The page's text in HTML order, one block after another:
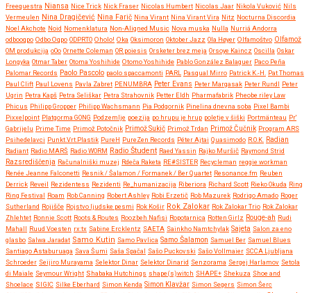
Freequestra Niansa Nice Trick Nick Fraser Nicolas Humbert Nicolas Jaar Nikola Vuković Nils
Vermeulen Nina Dragičević Nina Farič Nina Virant Nina Virant Vira Nitz Nocturna Discordia
Noel Akchote Noid Nomenklatura Non-Aligned Music Nova muska Nulla Nurriá Andorra
odbooqpo Odbo Oqpo ODPRTO Oholo! Oka Oksimoron Oktober Jazz Ola Høyer Olfamoštvo Olfamož
OM produkcija oOo Ornette Coleman OR poiesis Orsketer brez meja Orsoye Kaincz Oscilla Oskar
Longyka Otmar Taber Otoma Yoshihide Otomo Yoshihide Pablo González Balaguer Paco Peña
Palomar Records Paolo Pascolo paolo spaccamonti PARL Pasqual Mirro Patrick K.-H.
Pat Thomas
Paul Clift Paul Lovens Pavla Zabret PENUMBRA Peter Evans Peter Margasak Peter Rundl Peter
Ugrin Petra Kapš Petra Seliškar Petra Strahovnik Petter Eldh Pharmafabrik Pheobe riley Law
Phicus Philipp Gropper Philipp Wachsmann Pia Podgornik Pinelina dnevna soba Pixel Bambi
Pixxelpoint Platgorma GONG Podzemlje poezija po hrupu je hrup poletje v šiški Portmänteau Pr'
Gabrijelu Prime Time Primož Potočnik Primož Sukič Primož Trdan Primož Čučnik Program ARS
Psihedelavci Punkt.Vrt.Plastik PureH PureZen Records Péter Ajtai Quasimodo R.O.K.
Radian
Radiant Radio MARŠ Radio WORM Radio Študent Raed Yassin Rajko Muršič Raymond Strid
Razsrediščenja Računalniški muzej Rdeča Raketa RE#SISTER Recycleman reggie workman
Renée Jeanne Falconetti Resnik / Šalamon / Formanek / Ber Quartet Resonance.fm Reuben
Derrick Reveil Rezidentess Rezidenti Re_humanizacija Riberiora Richard Scott Rieko Okuda Ring
Ring Festival Roam Rob Canning Robert Ashley Robi Erzetič Rob Mazurek Rodrigo Amado Roger
Sutherland Rojišče Rojstvo ljudske pesmi Rok Košir Rok Zalokar Rok Zalokar Trio Rok Zalokar
Zhlehtet Ronnie Scott Roots & Routes Roozbeh Nafisi Ropotarnica Rotten Girlz Rouge-ah Rudi
Mahall Ruud Voesten rx:tx Sabine Ercklentz SAETA Sainkho Namtchylak Sajeta Salon za eno
glasbo Salwa Jaradat Samo Kutin Samo Pavlica Samo Šalamon Samuel Ber Samuel Blues
Santiago Astaburuaga Sava Šumi Saša Spačal Sašo Puckovski Sašo Vollmaier SCCA Ljubljana
Schroeder Seijiro Murayama Selektor Dinar Selektor Dinarid Senzorama Sergej Harlamov Setola
di Maiale Seymour Wright Shabaka Hutchings shape(s)witch SHAPE+ Shekuza Shoe and
Shoelace SIGIC Silke Eberhard Simon Kenda Simon Klavžar Simon Segers Simon Šerc